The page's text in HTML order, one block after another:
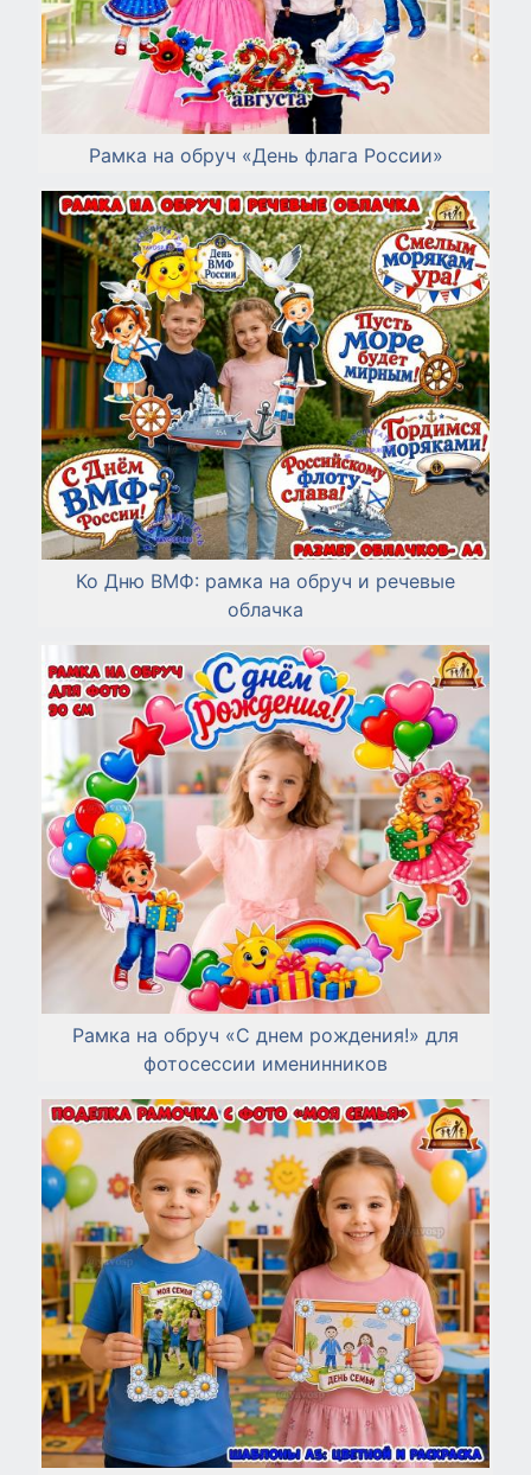
Рамка на обруч «День флага России»
Ко Дню ВМФ: рамка на обруч и речевые
облачка
Рамка на обруч «С днем рождения!» для
фотосессии именинников